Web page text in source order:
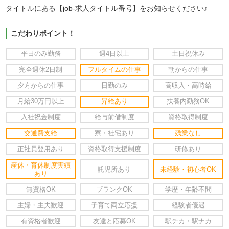
タイトルにある【job-求人タイトル番号】をお知らせください♪
こだわりポイント！
平日のみ勤務 週4日以上 土日祝休み
完全週休2日制 フルタイムの仕事 朝からの仕事
夕方からの仕事 日勤のみ 高収入・高時給
月給30万円以上 昇給あり 扶養内勤務OK
入社祝金制度 給与前借制度 資格取得制度
交通費支給 寮・社宅あり 残業なし
正社員登用あり 資格取得支援制度 研修あり
産休・育休制度実績
あり
託児所あり 未経験・初心者OK
無資格OK ブランクOK 学歴・年齢不問
主婦・主夫歓迎 子育て両立応援 経験者優遇
有資格者歓迎 友達と応募OK 駅チカ・駅ナカ